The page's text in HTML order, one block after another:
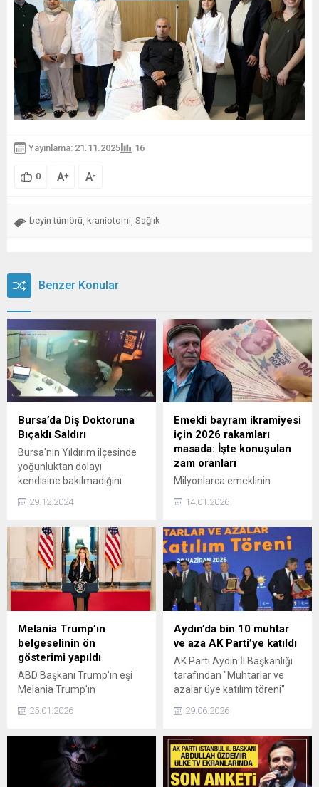
Yayınlama: 21.11.2025 16
0 A+ A-
beyin tümörü kraniotomi Sağlık
Benzer Konular
Bursa’da Diş Doktoruna
Bıçaklı Saldırı
Bursa'nın Yıldırım ilçesinde
yoğunluktan dolayı
kendisine bakılmadığını
doktoruna bıçakla saldırarak
güvenlik kameralarına
yansırken, kaçan kadın kısa
süre içinde yakalandı ve
doktor ameliyat edilmek
üzere hastaneye kaldırıldı.
29.12.2024
Emekli bayram ikramiyesi
için 2026 rakamları
masada: İşte konuşulan
zam oranları
Milyonlarca emeklinin
ikramiyesi zammı için
rakam öne çıkıyor. Ekonomi
yönetiminin bütçe disiplini
ve enflasyon verileri ışığında
yaptığı çalışmalarda,
mevcut 4.000 TL'lik
ikramiyenin 5.000 TL veya
5.500 TL seviyesine
yükseltilmesi gündemde.
14.01.2026
Melania Trump’ın
belgeselinin ön
gösterimi yapıldı
ABD Başkanı Trump'ın eşi
Melania Trump'ın
özel bir davet ile Beyaz
25.01.2026
Aydın’da bin 10 muhtar
ve aza AK Parti’ye katıldı
AK Parti Aydın İl Başkanlığı
tarafından "Muhtarlar ve
azalar üye katılım töreni"
Milletvekili Eyyüp Kadir İnan
olmak üzere toplam 1010
kişinin AK Parti'ye katıldığını
açıkladı.
29.06.2026